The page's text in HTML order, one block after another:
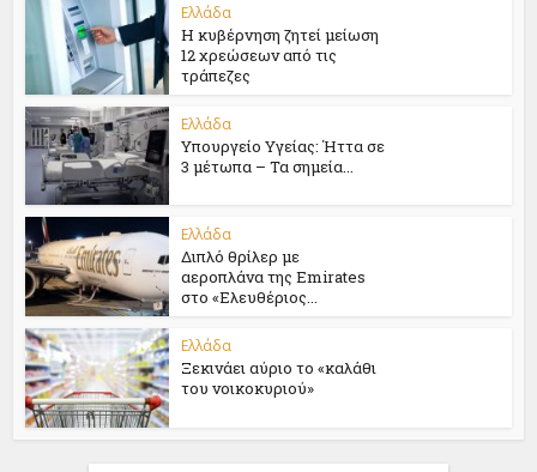
Ελλάδα
Η κυβέρνηση ζητεί μείωση
12 χρεώσεων από τις
τράπεζες
Ελλάδα
Υπουργείο Υγείας: Ήττα σε
3 μέτωπα – Τα σημεία...
Ελλάδα
Διπλό θρίλερ με
αεροπλάνα της Emirates
στο «Ελευθέριος...
Ελλάδα
Ξεκινάει αύριο το «καλάθι
του νοικοκυριού»